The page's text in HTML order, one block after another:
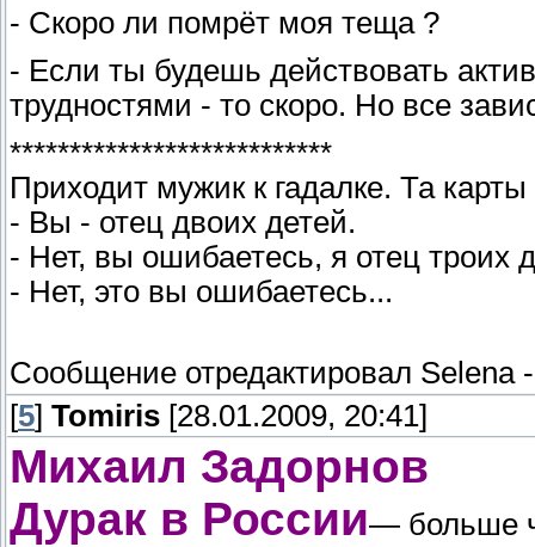
- Скоро ли помрёт моя теща ?
- Если ты будешь действовать
трудностями - то скоро. Но все
***************************
Приходит мужик к гадалке. Та карты
- Вы - отец двоих детей.
- Нет, вы ошибаетесь, я отец троих
- Нет, это вы ошибаетесь...
Сообщение отредактировал Selena
[5] Tomiris [28.01.2009, 20:41]
Михаил Задорнов
Дурак в России— больше